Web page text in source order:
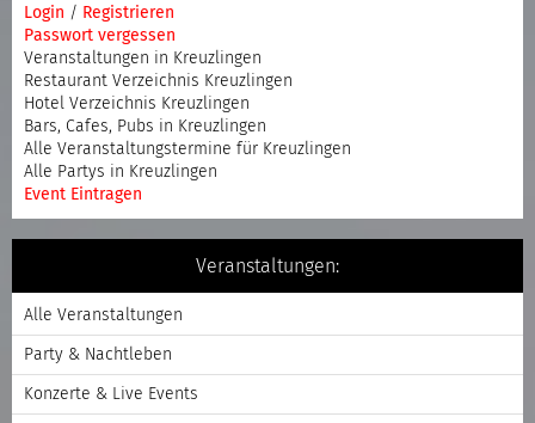
Login / Registrieren
Passwort vergessen
Veranstaltungen in Kreuzlingen
Restaurant Verzeichnis Kreuzlingen
Hotel Verzeichnis Kreuzlingen
Bars, Cafes, Pubs in Kreuzlingen
Alle Veranstaltungstermine für Kreuzlingen
Alle Partys in Kreuzlingen
Event Eintragen
Veranstaltungen:
Alle Veranstaltungen
Party & Nachtleben
Konzerte & Live Events